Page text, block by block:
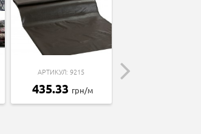
АРТИКУЛ: 9215
435.33 грн/м